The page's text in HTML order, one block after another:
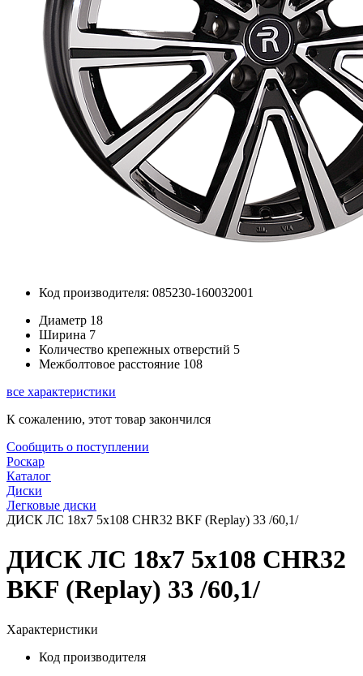
Код производителя: 085230-160032001
Диаметр 18
Ширина 7
Количество крепежных отверстий 5
Межболтовое расстояние 108
все характеристики
К сожалению, этот товар закончился
Сообщить о поступлении
Роскар
Каталог
Диски
Легковые диски
ДИСК ЛС 18x7 5x108 CHR32 BKF (Replay) 33 /60,1/
ДИСК ЛС 18x7 5x108 CHR32
BKF (Replay) 33 /60,1/
Характеристики
Код производителя